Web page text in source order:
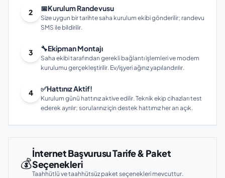
2 📅Kurulum Randevusu
Size uygun bir tarihte saha kurulum ekibi gönderilir; randevu
SMS ile bildirilir.
3 🔧Ekipman Montajı
Saha ekibi tarafından gerekli bağlantı işlemleri ve modem
kurulumu gerçekleştirilir. Ev/işyeri ağınız yapılandırılır.
4 ✅Hattınız Aktif!
Kurulum günü hattınız aktive edilir. Teknik ekip cihazları test
ederek ayrılır; sorularınız için destek hattımız her an açık.
💰
İnternet Başvurusu Tarife & Paket
Seçenekleri
Taahhütlü ve taahhütsüz paket seçenekleri mevcuttur.